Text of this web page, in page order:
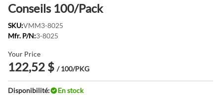
Conseils 100/Pack
SKU:VMM3-8025
Mfr. P/N:3-8025
Your Price
122,52 $ / 100/PKG
Disponibilité:
En stock